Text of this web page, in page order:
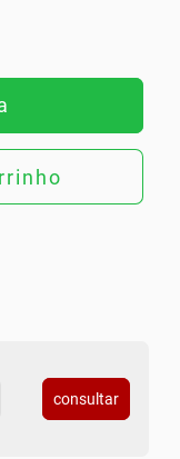
consultar